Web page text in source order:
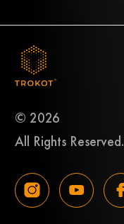
© 2026
All Rights Reserved.